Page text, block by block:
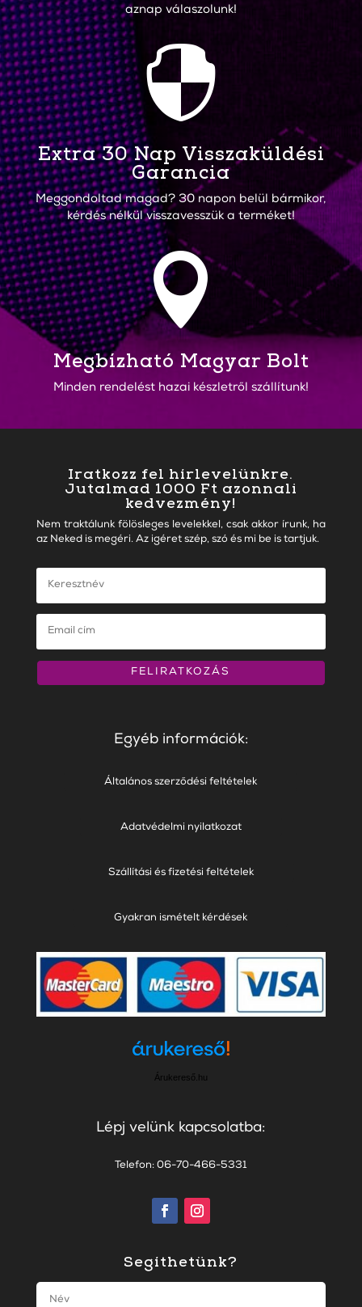
aznap válaszolunk!

Extra 30 Nap Visszaküldési
Garancia
Meggondoltad magad? 30 napon belül bármikor,
kérdés nélkül visszavesszük a terméket!

Megbízható Magyar Bolt
Minden rendelést hazai készletről szállítunk!
Iratkozz fel hírlevelünkre.
Jutalmad 1000 Ft azonnali
kedvezmény!
Nem traktálunk fölösleges levelekkel, csak akkor írunk, ha
az Neked is megéri. Az igéret szép, szó és mi be is tartjuk.
FELIRATKOZÁS
Egyéb információk:
Általános szerződési feltételek
Adatvédelmi nyilatkozat
Szállítási és fizetési feltételek
Gyakran ismételt kérdések
Árukereső.hu
Lépj velünk kapcsolatba:
Telefon: 06-70-466-5331
Segíthetünk?